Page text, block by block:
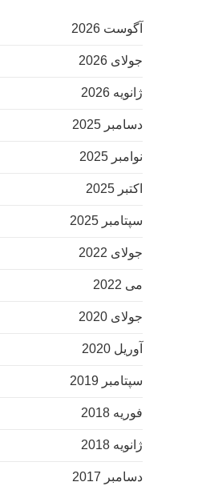
آگوست 2026
جولای 2026
ژانویه 2026
دسامبر 2025
نوامبر 2025
اکتبر 2025
سپتامبر 2025
جولای 2022
می 2022
جولای 2020
آوریل 2020
سپتامبر 2019
فوریه 2018
ژانویه 2018
دسامبر 2017